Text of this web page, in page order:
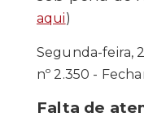
aqui)
Segunda-feira,
nº 2.350 -
Falta de